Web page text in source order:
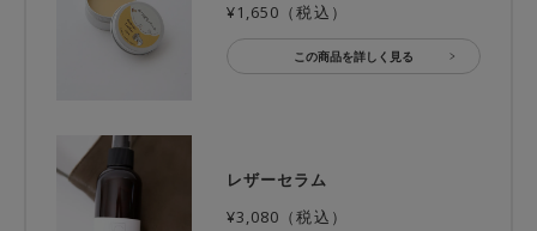
¥1,650（税込）
この商品を詳しく見る
レザーセラム
¥3,080（税込）